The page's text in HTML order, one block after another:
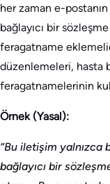
her zaman e-
bağlayıcı bir
feragatname
düzenlemeleri, hasta
feragatnamelerinin
Örnek (Yasal):
“Bu iletişim yalnızca
bağlayıcı bir